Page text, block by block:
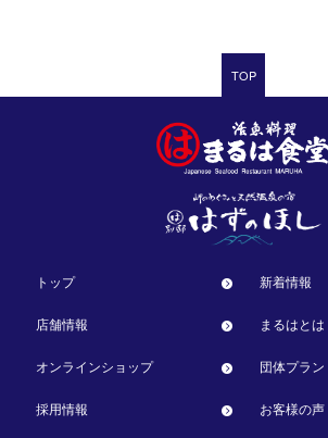
TOP
トップ 新着情報
店舗情報 まるはとは
オンラインショップ 団体プラン
採用情報 お客様の声